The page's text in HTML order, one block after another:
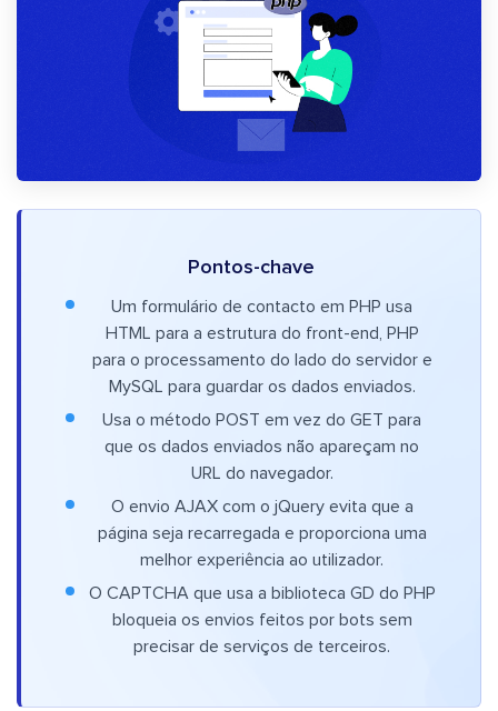
Pontos-chave
Um formulário de contacto em PHP usa
HTML para a estrutura do front-end, PHP
para o processamento do lado do servidor e
MySQL para guardar os dados enviados.
Usa o método POST em vez do GET para
que os dados enviados não apareçam no
URL do navegador.
O envio AJAX com o jQuery evita que a
página seja recarregada e proporciona uma
melhor experiência ao utilizador.
O CAPTCHA que usa a biblioteca GD do PHP
bloqueia os envios feitos por bots sem
precisar de serviços de terceiros.